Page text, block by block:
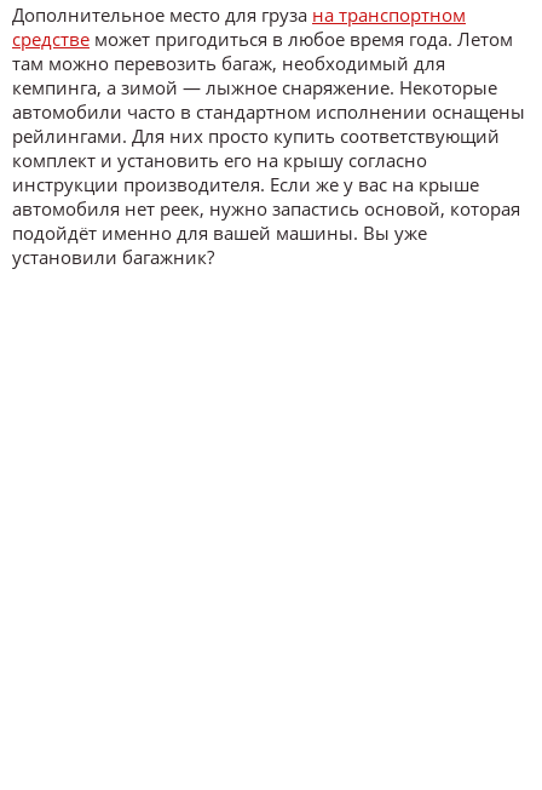
Дополнительное место для груза на транспортном
средстве может пригодиться в любое время года. Летом
там можно перевозить багаж, необходимый для
кемпинга, а зимой — лыжное снаряжение. Некоторые
автомобили часто в стандартном исполнении оснащены
рейлингами. Для них просто купить соответствующий
комплект и установить его на крышу согласно
инструкции производителя. Если же у вас на крыше
автомобиля нет реек, нужно запастись основой, которая
подойдёт именно для вашей машины. Вы уже
установили багажник?